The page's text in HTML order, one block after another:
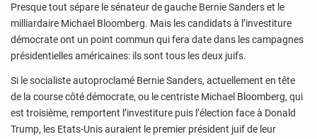
Presque tout sépare le sénateur de gauche Bernie Sanders et le
milliardaire Michael Bloomberg. Mais les candidats à l’investiture
démocrate ont un point commun qui fera date dans les campagnes
présidentielles américaines: ils sont tous les deux juifs.
Si le socialiste autoproclamé Bernie Sanders, actuellement en tête
de la course côté démocrate, ou le centriste Michael Bloomberg, qui
est troisième, remportent l’investiture puis l’élection face à Donald
Trump, les Etats-Unis auraient le premier président juif de leur